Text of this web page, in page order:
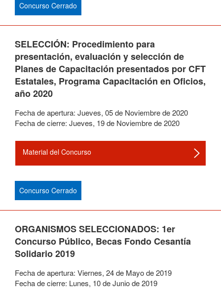
Concurso Cerrado
SELECCIÓN: Procedimiento para
presentación, evaluación y selección de
Planes de Capacitación presentados por CFT
Estatales, Programa Capacitación en Oficios,
año 2020
Fecha de apertura: Jueves, 05de Noviembrede2020
Fecha de cierre: Jueves, 19de Noviembrede2020
Material del Concurso
Concurso Cerrado
ORGANISMOS SELECCIONADOS: 1er
Concurso Público, Becas Fondo Cesantía
Solidario 2019
Fecha de apertura: Viernes, 24de Mayode2019
Fecha de cierre: Lunes, 10deJuniode2019